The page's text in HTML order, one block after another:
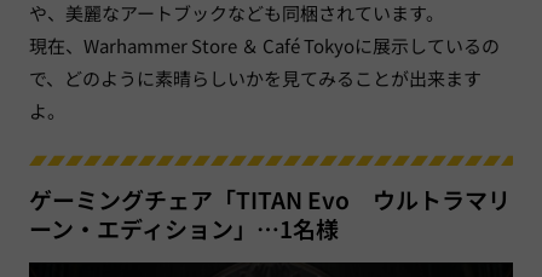
や、美麗なアートブックなども同梱されています。
現在、Warhammer Store ＆ Café Tokyoに展示しているの
で、どのように素晴らしいかを見てみることが出来ます
よ。
ゲーミングチェア「TITAN Evo ウルトラマリ
ーン・エディション」…1名様